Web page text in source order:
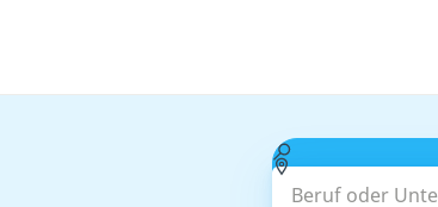
Beruf oder